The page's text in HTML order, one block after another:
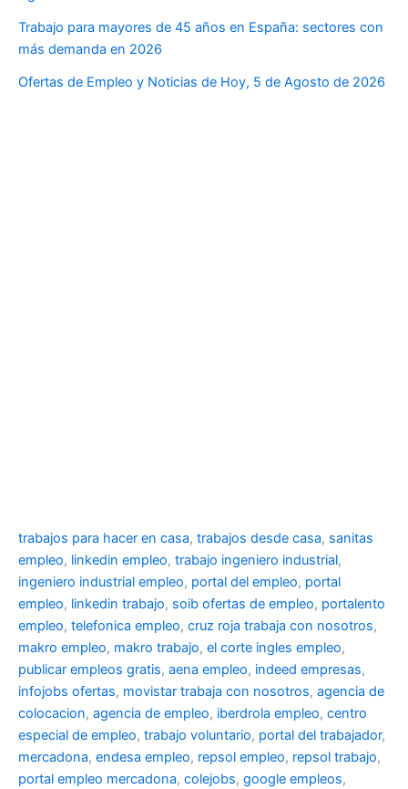
Trabajo para mayores de 45 años en España: sectores con
más demanda en 2026
Ofertas de Empleo y Noticias de Hoy, 5 de Agosto de 2026
trabajos para hacer en casa, trabajos desde casa, sanitas
empleo, linkedin empleo, trabajo ingeniero industrial,
ingeniero industrial empleo, portal del empleo, portal
empleo, linkedin trabajo, soib ofertas de empleo, portalento
empleo, telefonica empleo, cruz roja trabaja con nosotros,
makro empleo, makro trabajo, el corte ingles empleo,
publicar empleos gratis, aena empleo, indeed empresas,
infojobs ofertas, movistar trabaja con nosotros, agencia de
colocacion, agencia de empleo, iberdrola empleo, centro
especial de empleo, trabajo voluntario, portal del trabajador,
mercadona, endesa empleo, repsol empleo, repsol trabajo,
portal empleo mercadona, colejobs, google empleos,